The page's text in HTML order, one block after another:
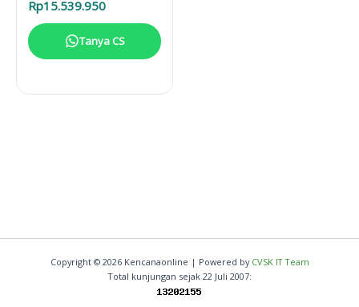
Rp15.539.950
Tanya CS
Copyright © 2026 Kencanaonline | Powered by CVSK IT Team
Total kunjungan sejak 22 Juli 2007: